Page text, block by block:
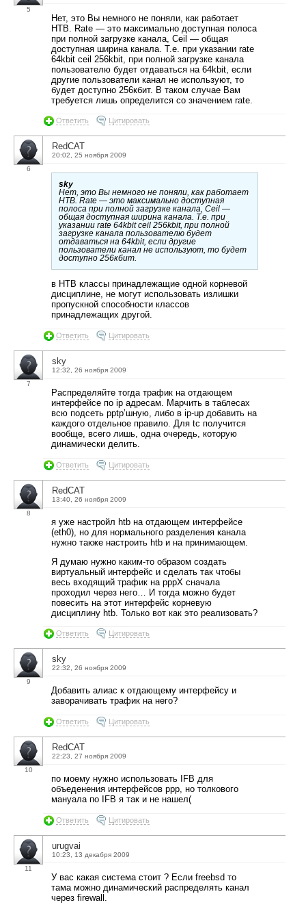
5
Нет, это Вы немного не поняли, как работает
HTB. Rate — это максимально доступная полоса
при полной загрузке канала, Ceil — общая
доступная ширина канала. Т.е. при указании rate
64kbit ceil 256kbit, при полной загрузке канала
пользователю будет отдаваться на 64kbit, если
другие пользователи канал не используют, то
будет доступно 256кбит. В таком случае Вам
требуется лишь определится со значением rate.
Ответить Цитировать
6
RedCAT
20:02, 25 ноября 2009
sky
Нет, это Вы немного не поняли, как работает
HTB. Rate — это максимально доступная
полоса при полной загрузке канала, Ceil —
общая доступная ширина канала. Т.е. при
указании rate 64kbit ceil 256kbit, при полной
загрузке канала пользователю будет
отдаваться на 64kbit, если другие
пользователи канал не используют, то будет
доступно 256кбит.
в HTB классы принадлежащие одной корневой
дисциплине, не могут использовать излишки
пропускной способности классов
принадлежащих другой.
Ответить Цитировать
7
sky
12:32, 26 ноября 2009
Распределяйте тогда трафик на отдающем
интерфейсе по ip адресам. Марчить в таблесах
всю подсеть pptp’шную, либо в ip-up добавить на
каждого отдельное правило. Для tc получится
вообще, всего лишь, одна очередь, которую
динамически делить.
Ответить Цитировать
8
RedCAT
13:40, 26 ноября 2009
я уже настройл htb на отдающем интерфейсе
(eth0), но для нормального разделения канала
нужно также настроить htb и на принимающем.
Я думаю нужно каким-то образом создать
виртуальный интерфейс и сделать так чтобы
весь входящий трафик на pppX сначала
проходил через него… И тогда можно будет
повесить на этот интерфейс корневую
дисциплину htb. Только вот как это реализовать?
Ответить Цитировать
9
sky
22:32, 26 ноября 2009
Добавить алиас к отдающему интерфейсу и
заворачивать трафик на него?
Ответить Цитировать
10
RedCAT
22:23, 27 ноября 2009
по моему нужно использовать IFB для
объеденения интерфейсов ppp, но толкового
мануала по IFB я так и не нашел(
Ответить Цитировать
11
urugvai
10:23, 13 декабря 2009
У вас какая система стоит ? Если freebsd то
тама можно динамический распределять канал
через firewall.